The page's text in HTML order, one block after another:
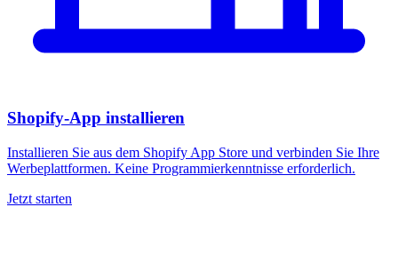
Shopify-App installieren
Installieren Sie aus dem Shopify App Store und verbinden Sie Ihre
Werbeplattformen. Keine Programmierkenntnisse erforderlich.
Jetzt starten